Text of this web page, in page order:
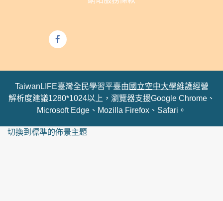
TaiwanLIFE臺灣全民學習平臺由 國立空中大學維護經營
解析度建議1280*1024以上，瀏覽器支援Google Chrome、
Microsoft Edge、Mozilla Firefox、Safari。
切換到標準的佈景主題